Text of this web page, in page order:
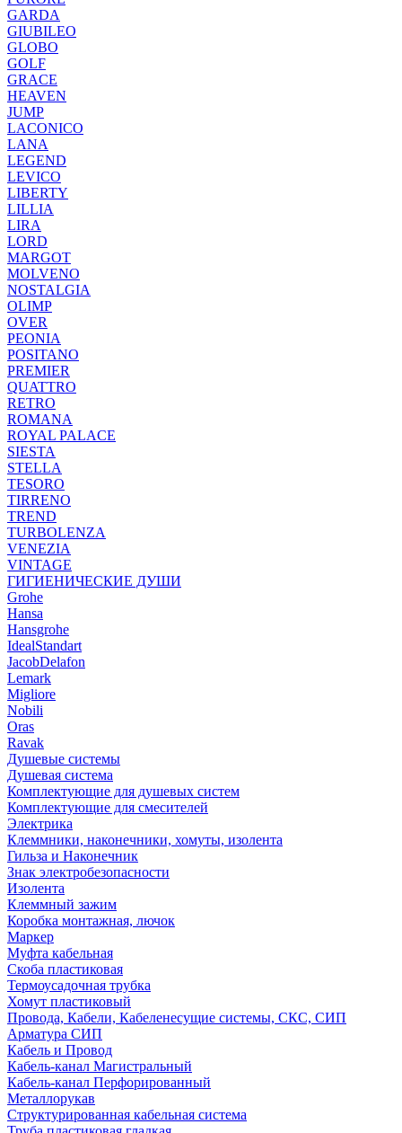
GARDA
GIUBILEO
GLOBO
GOLF
GRACE
HEAVEN
JUMP
LACONICO
LANA
LEGEND
LEVICO
LIBERTY
LILLIA
LIRA
LORD
MARGOT
MOLVENO
NOSTALGIA
OLIMP
OVER
PEONIA
POSITANO
PREMIER
QUATTRO
RETRO
ROMANA
ROYAL PALACE
SIESTA
STELLA
TESORO
TIRRENO
TREND
TURBOLENZA
VENEZIA
VINTAGE
ГИГИЕНИЧЕСКИЕ ДУШИ
Grohe
Hansa
Hansgrohe
IdealStandart
JacobDelafon
Lemark
Migliore
Nobili
Oras
Ravak
Душевые системы
Душевая система
Комплектующие для душевых систем
Комплектующие для смесителей
Электрика
Клеммники, наконечники, хомуты, изолента
Гильза и Наконечник
Знак электробезопасности
Изолента
Клеммный зажим
Коробка монтажная, лючок
Маркер
Муфта кабельная
Скоба пластиковая
Термоусадочная трубка
Хомут пластиковый
Провода, Кабели, Кабеленесущие системы, СКС, СИП
Арматура СИП
Кабель и Провод
Кабель-канал Магистральный
Кабель-канал Перфорированный
Металлорукав
Структурированная кабельная система